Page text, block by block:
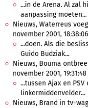
...in de Arena. Al zal
aanpassing moeten...
Nieuws, Waterreus
november 2001, 18:38:06
...doen. Als die
Guido Budziak...
Nieuws, Bouma
november 2001, 19:31:48
...tussen Ajax en
linkermiddenvelder...
Nieuws, Brand in tv-